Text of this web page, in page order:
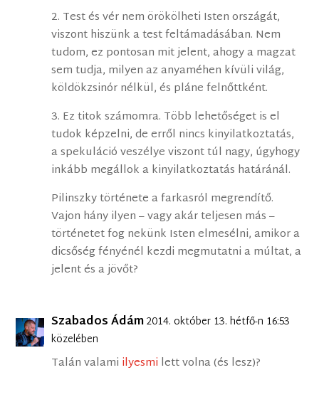
2. Test és vér nem örökölheti Isten országát,
viszont hiszünk a test feltámadásában. Nem
tudom, ez pontosan mit jelent, ahogy a magzat
sem tudja, milyen az anyaméhen kívüli világ,
köldökzsinór nélkül, és pláne felnőttként.
3. Ez titok számomra. Több lehetőséget is el
tudok képzelni, de erről nincs kinyilatkoztatás,
a spekuláció veszélye viszont túl nagy, úgyhogy
inkább megállok a kinyilatkoztatás határánál.
Pilinszky története a farkasról megrendítő.
Vajon hány ilyen – vagy akár teljesen más –
történetet fog nekünk Isten elmesélni, amikor a
dicsőség fényénél kezdi megmutatni a múltat, a
jelent és a jövőt?
Szabados Ádám2014. október 13. hétfő-n 16:53
közelében
Talán valami ilyesmi lett volna (és lesz)?